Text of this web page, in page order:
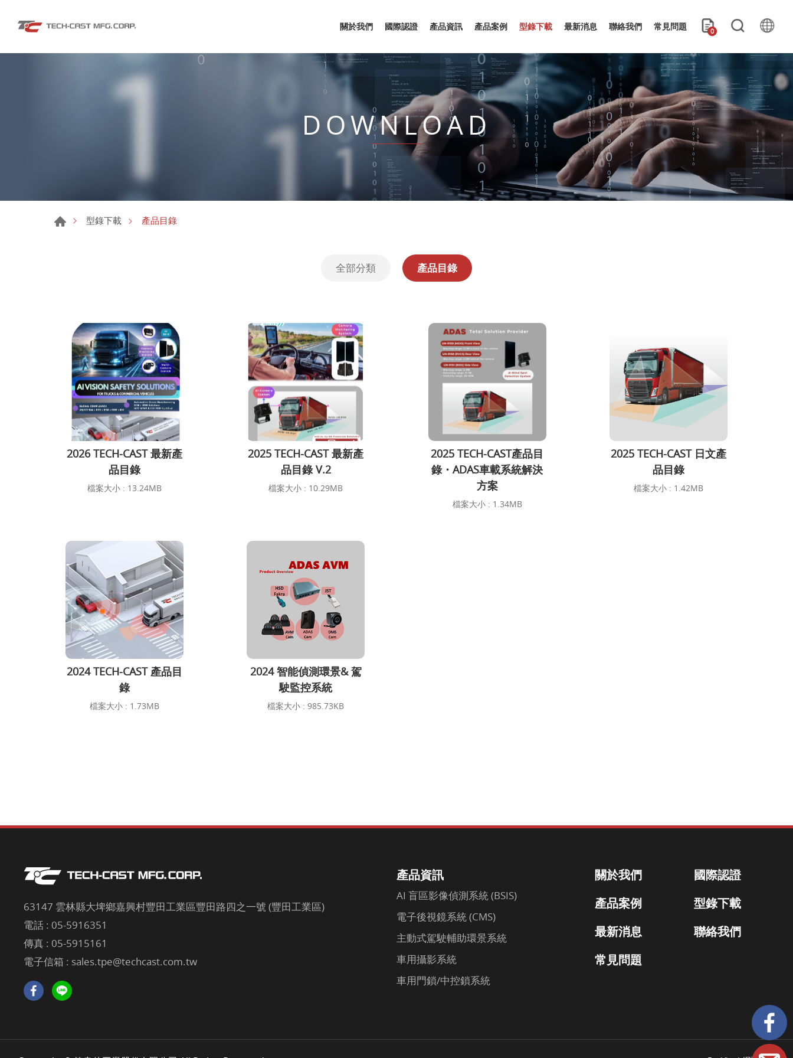
關於我們 國際認證 產品資訊 產品案例 型錄下載 最新消息 聯絡我們 常見問題 0
DOWNLOAD
型錄下載 產品目錄
全部分類 產品目錄
2026 TECH-CAST 最新產
品目錄
檔案大小 : 13.24MB
2025 TECH-CAST 最新產
品目錄 V.2
檔案大小 : 10.29MB
2025 TECH-CAST產品目
錄・ADAS車載系統解決
方案
檔案大小 : 1.34MB
2025 TECH-CAST 日文產
品目錄
檔案大小 : 1.42MB
2024 TECH-CAST 產品目
錄
檔案大小 : 1.73MB
2024 智能偵測環景& 駕
駛監控系統
檔案大小 : 985.73KB
產品資訊
AI 盲區影像偵測系統 (BSIS)
電子後視鏡系統 (CMS)
主動式駕駛輔助環景系統
車用攝影系統
車用門鎖/中控鎖系統
關於我們
國際認證
產品案例
型錄下載
最新消息
聯絡我們
常見問題
63147 雲林縣大埤鄉嘉興村豐田工業區豐田路四之一號 (豐田工業區)
電話 : 05-5916351
傳真 : 05-5915161
電子信箱 : sales.tpe@techcast.com.tw